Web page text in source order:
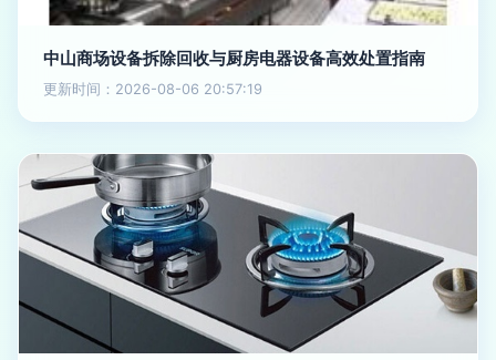
中山商场设备拆除回收与厨房电器设备高效处置指南
更新时间：2026-08-06 20:57:19